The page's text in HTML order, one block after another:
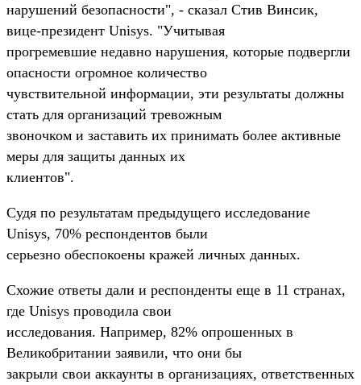
нарушений безопасности", - сказал Стив Винсик,
вице-президент Unisys. "Учитывая
прогремевшие недавно нарушения, которые подвергли
опасности огромное количество
чувствительной информации, эти результаты должны
стать для организаций тревожным
звоночком и заставить их принимать более активные
меры для защиты данных их
клиентов".
Судя по результатам предыдущего исследование
Unisys, 70% респондентов были
серьезно обеспокоены кражей личных данных.
Схожие ответы дали и респонденты еще в 11 странах,
где Unisys проводила свои
исследования. Например, 82% опрошенных в
Великобритании заявили, что они бы
закрыли свои аккаунты в организациях, ответственных